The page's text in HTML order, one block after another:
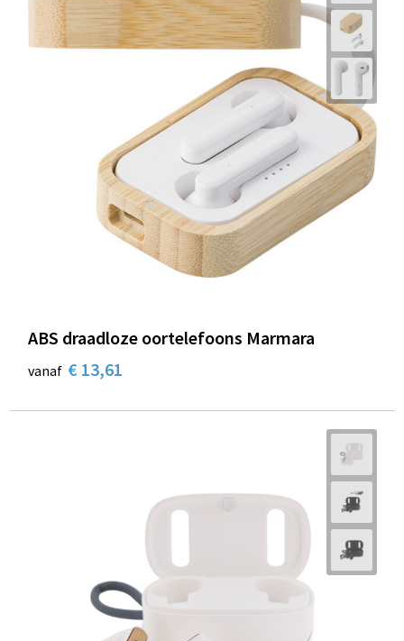
ABS draadloze oortelefoons Marmara
vanaf € 13,61